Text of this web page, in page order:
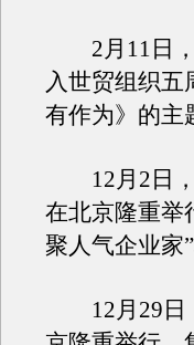
2月11日，
入世贸组织五
有作为》的主
12月2日，
在北京隆重举
聚人气企业家”
12月29日，